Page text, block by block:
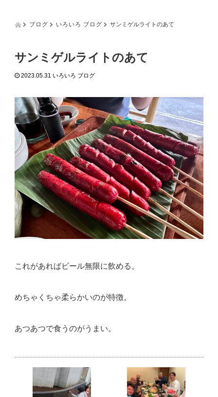
t
i
o
n
ブログ いろいろ ブログ サンミゲルライトのあて
サンミゲルライトのあて
2023.05.31 いろいろ ブログ
これがあればビール無限に飲める。
めちゃくちゃ柔らかいのが特徴。
あつあつで食うのがうまい。